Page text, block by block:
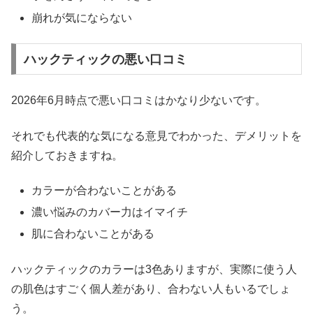
崩れが気にならない
ハックティックの悪い口コミ
2026年6月時点で悪い口コミはかなり少ないです。
それでも代表的な気になる意見でわかった、デメリットを
紹介しておきますね。
カラーが合わないことがある
濃い悩みのカバー力はイマイチ
肌に合わないことがある
ハックティックのカラーは3色ありますが、実際に使う人
の肌色はすごく個人差があり、合わない人もいるでしょ
う。